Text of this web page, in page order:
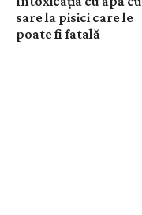
sare la pisici care le
poate fi fatală